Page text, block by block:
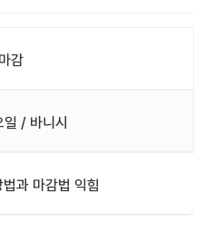
마감
/ 바니시
과 마감법 익힘